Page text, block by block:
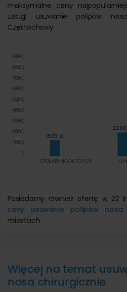
maksymalne ceny
usługi usuwanie polipów
Częstochowy:
1500 zł
2200
OTOLARYNGOLODZY24
0
1000
2000
3000
4000
5000
6000
7000
8000
9000
Posiadamy również ofertę w 22
ceny usuwanie polipów nosa
miastach.
Więcej na temat
nosa chirurgicznie